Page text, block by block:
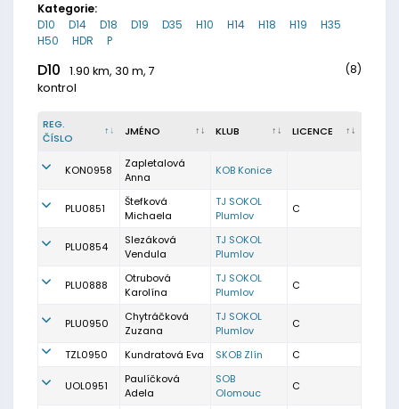
Kategorie:
D10
D14 D18 D19 D35 H10 H14 H18 H19
H35
H50
HDR P
D10
1.90 km, 30 m, 7
kontrol
(8)
REG.
ČÍSLO
JMÉNO KLUB LICENCE
KON0958
Zapletalová
Anna
KOB Konice
PLU0851
Štefková
Michaela
TJ SOKOL
Plumlov
C
PLU0854
Slezáková
Vendula
TJ SOKOL
Plumlov
PLU0888
Otrubová
Karolína
TJ SOKOL
Plumlov
C
PLU0950
Chytráčková
Zuzana
TJ SOKOL
Plumlov
C
TZL0950 Kundratová Eva SKOB Zlín C
UOL0951
Paulíčková
Adela
SOB
Olomouc
C